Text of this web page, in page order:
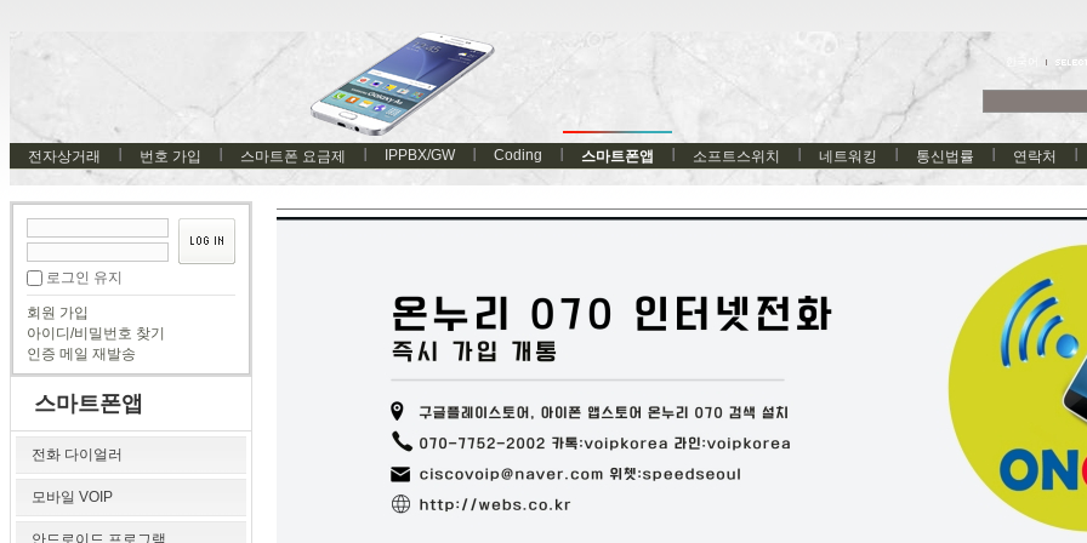
전자상거래 번호 가입 스마트폰 요금제 IPPBX/GW Coding 스마트폰앱 소프트스위치 네트워킹 통신법률 연락처
로그인 유지
회원 가입
아이디/비밀번호 찾기
인증 메일 재발송
스마트폰앱
전화 다이얼러
모바일 VOIP
안드로이드 프로그램